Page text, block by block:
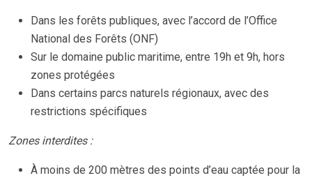
Dans les forêts publiques, avec l’accord de l’Office
National des Forêts (ONF)
Sur le domaine public maritime, entre 19h et 9h, hors
zones protégées
Dans certains parcs naturels régionaux, avec des
restrictions spécifiques
Zones interdites :
À moins de 200 mètres des points d’eau captée pour la